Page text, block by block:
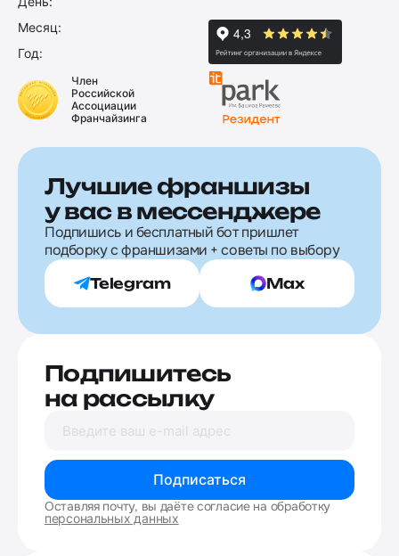
Месяц:
Год:
Член
Российской
Ассоциации
Франчайзинга
Лучшие франшизы
у вас в мессенджере
Подпишись и бесплатный бот пришлет
подборку с франшизами + советы по выбору
Telegram Max
Подпишитесь
на рассылку
Подписаться
Оставляя почту, вы даёте согласие на обработку
персональных данных